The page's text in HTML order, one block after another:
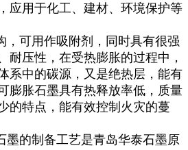
应用于化工、建材、环境保护等
用作吸附剂，同时具有很强
耐压性，在受热膨胀的过程中，
系中的碳源，又是绝热层，能有
膨胀石墨具有热释放率低，质量
的特点，能有效控制火灾的蔓
制备工艺是青岛华泰石墨原